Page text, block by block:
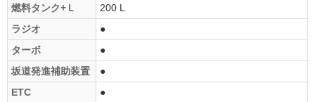
燃料タンク+Ｌ
200 L
ラジオ
●
ターボ
●
坂道発進補助装置
●
ETC
●